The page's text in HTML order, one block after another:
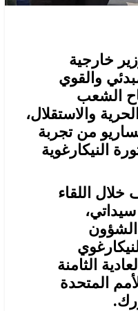
خارجية
والقوي
الشعب
والاستقلال،
من تجربة
النيكارغوية
خلال اللقاء
الشؤون
الثامنة
المتحدة